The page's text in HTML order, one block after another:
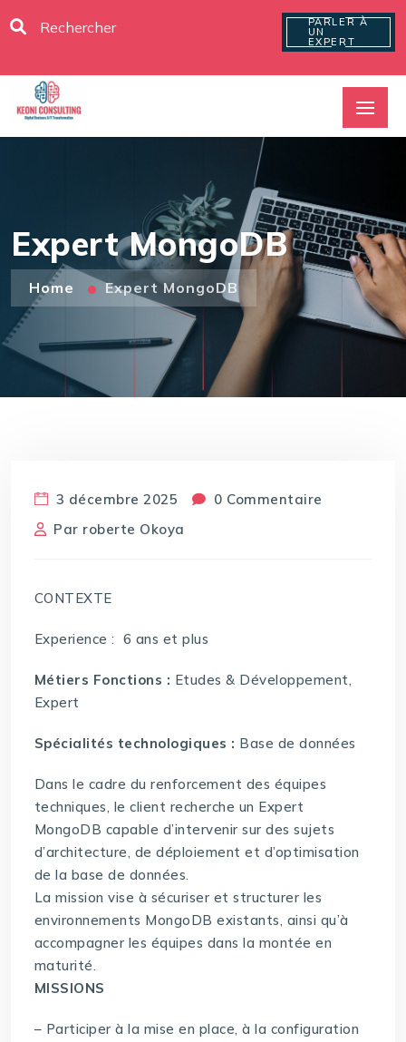
PARLER À
UN
EXPERT
Expert MongoDB
Home Expert MongoDB
3 décembre 2025
0 Commentaire
Par roberte Okoya
CONTEXTE
Experience : 6 ans et plus
Métiers Fonctions : Etudes & Développement,
Expert
Spécialités technologiques : Base de données
Dans le cadre du renforcement des équipes
techniques, le client recherche un Expert
MongoDB capable d’intervenir sur des sujets
d’architecture, de déploiement et d’optimisation
de la base de données.
La mission vise à sécuriser et structurer les
environnements MongoDB existants, ainsi qu’à
accompagner les équipes dans la montée en
maturité.
MISSIONS
– Participer à la mise en place, à la configuration